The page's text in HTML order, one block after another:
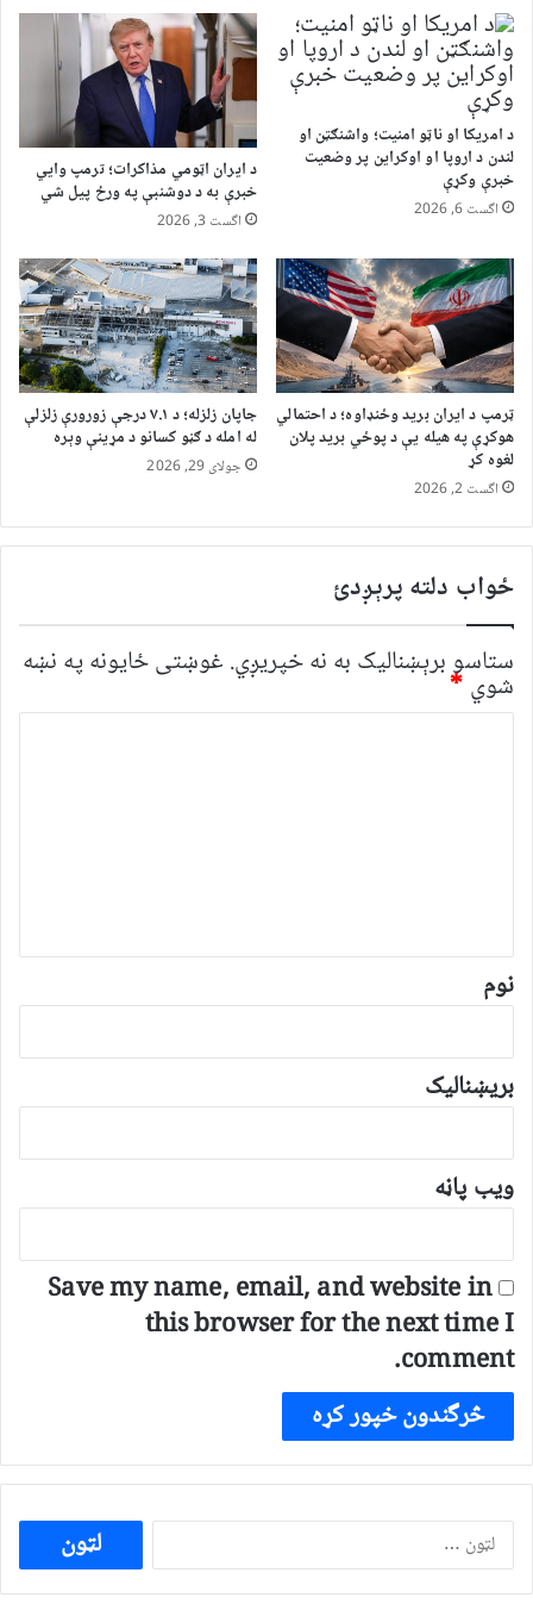
د امریکا او ناټو امنیت؛ واشنګټن او
لندن د اروپا او اوکراین پر وضعیت
خبرې وکړې
اگست 6, 2026
د ایران اټومي مذاکرات؛ ترمپ وایي
خبرې به د دوشنبې په ورځ پیل شي
اگست 3, 2026
ټرمپ د ایران برید وځنډاوه؛ د احتمالي
هوکړې په هیله یې د پوځي برید پلان
لغوه کړ
اگست 2, 2026
جاپان زلزله؛ د ۷.۱ درجې زورورې زلزلې
له امله د ګڼو کسانو د مړینې وېره
جولای 29, 2026
ځواب دلته پرېږدئ
ستاسو برېښناليک به نه خپريږي. غوښتى ځایونه په نښه
شوي *
*
نوم
بریښنالیک
ویب پاڼه
Save my name, email, and website in
this browser for the next time I
comment.
ددی
لپاره
لټون: